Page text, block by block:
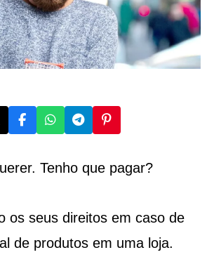
Tenho que pagar?
os seus direitos em caso de
de produtos em uma loja.